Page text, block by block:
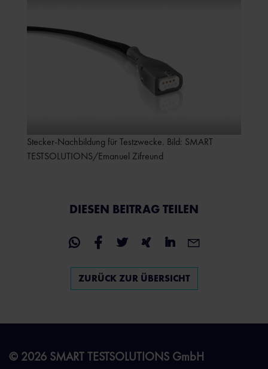
Stecker-Nachbildung für Testzwecke. Bild: SMART
TESTSOLUTIONS/Emanuel Zifreund
DIESEN BEITRAG TEILEN
ZURÜCK ZUR ÜBERSICHT
© 2026 SMART TESTSOLUTIONS GmbH